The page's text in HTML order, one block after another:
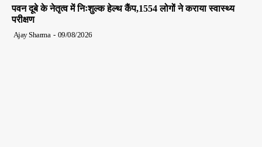
पवन दूबे के नेतृत्व में निःशुल्क हेल्थ कैंप,1554 लोगों ने कराया स्वास्थ्य
परीक्षण
Ajay Sharma - 09/08/2026